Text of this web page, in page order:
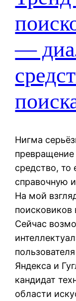
—
Нигма
превращение
средство, то
справочную
На мой
Сейчас
Яндекса и
кандидат
области